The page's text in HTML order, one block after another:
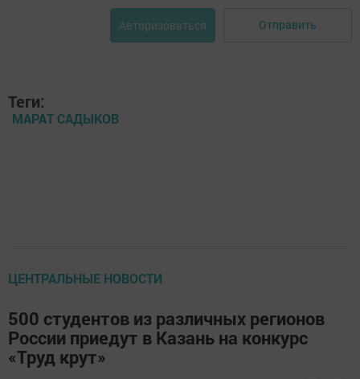
Авторизоваться Отправить
Теги:
МАРАТ САДЫКОВ
ЦЕНТРАЛЬНЫЕ НОВОСТИ
500 студентов из различных регионов
России приедут в Казань на конкурс
«Труд крут»